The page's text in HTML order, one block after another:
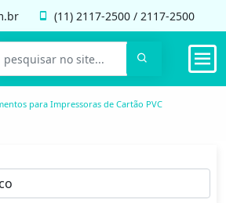
(11) 2117-2500 / 2117-2500
para Impressoras de Cartão PVC